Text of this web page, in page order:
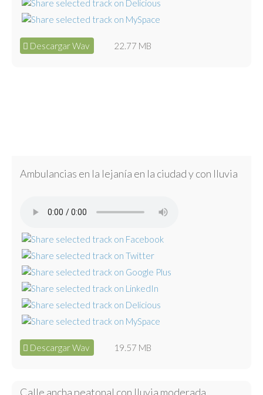
Descargar Wav 22.77 MB
Ambulancias en la lejanía en la ciudad y con lluvia
Descargar Wav 19.57 MB
Calle ancha peatonal con lluvia moderada